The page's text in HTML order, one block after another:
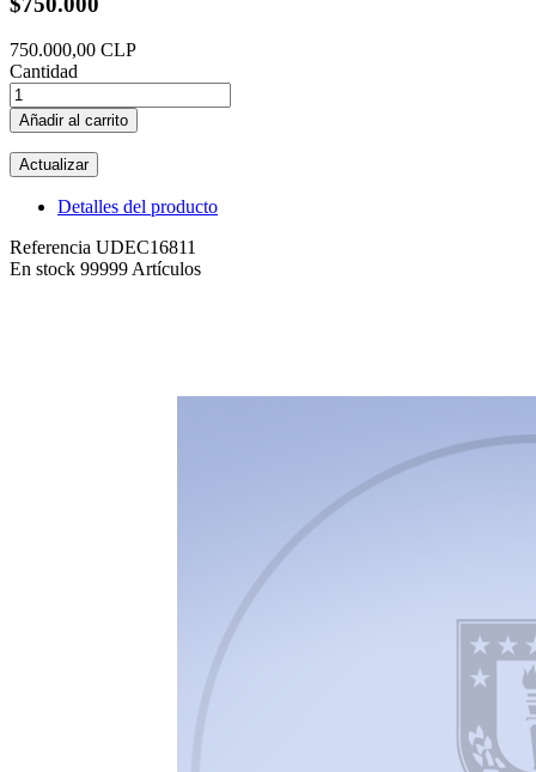
750.000,00 CLP
Cantidad
Añadir al carrito
Detalles del producto
Referencia UDEC16811
En stock 99999 Artículos